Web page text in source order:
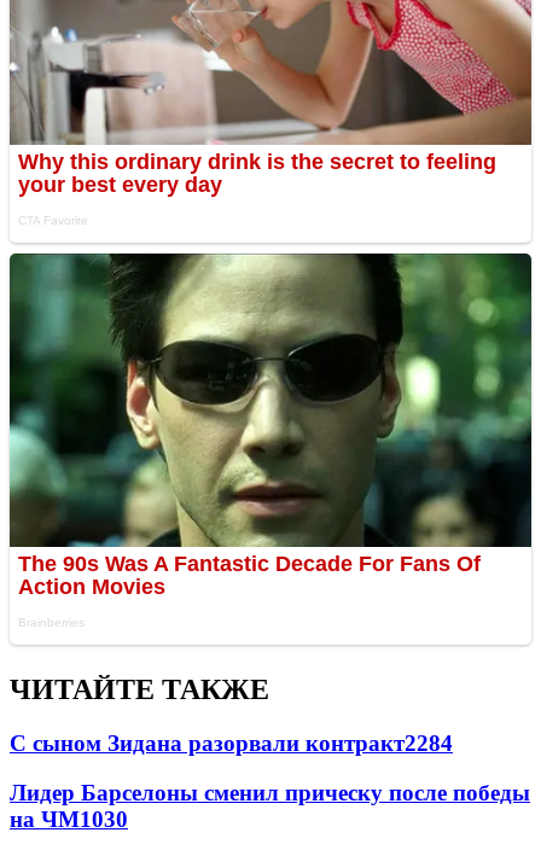
ЧИТАЙТЕ ТАКЖЕ
С сыном Зидана разорвали контракт2284
Лидер Барселоны сменил прическу после победы
на ЧМ1030